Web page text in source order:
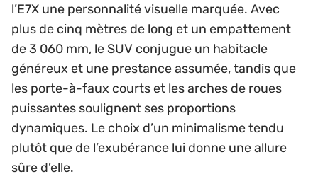
l’E7X une personnalité visuelle marquée. Avec
plus de cinq mètres de long et un empattement
de 3 060 mm, le SUV conjugue un habitacle
généreux et une prestance assumée, tandis que
les porte-à-faux courts et les arches de roues
puissantes soulignent ses proportions
dynamiques. Le choix d’un minimalisme tendu
plutôt que de l’exubérance lui donne une allure
sûre d’elle.